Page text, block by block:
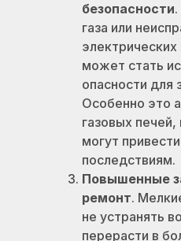
безопасности
газа или
может стать
опасности для
Особенно это
газовых печей,
могут
последствиям.
Повышенные
ремонт.
не устранять
перерасти в